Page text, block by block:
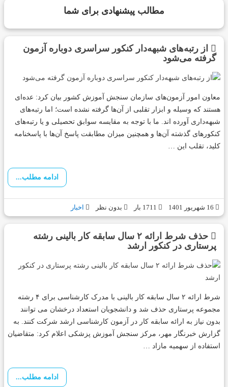
مطالب پیشنهادی برای شما
از رتبه‌های شبهه‌دار کنکور سراسری دوباره آزمون
گرفته می‌شود
معاون امور آزمون‌های سازمان سنجش آموزش کشور بیان کرد: عده‌ای
هستند که وسیله و ابزار تقلبی از آن‌ها گرفته نشده است؛ اما رتبه‌های
شبهه‌داری آورده اند. ما با توجه به مقایسه سوابق تحصیلی و یا رتبه‌های
کنکور‌های گذشته آن‌ها و همچنین میزان مطابقت پاسخ آن‌ها با پاسخنامه
کلید، تقلب این …
ادامه مطلب...
بدون نظر اخبار
حذف شرط ارائه ٢ سال سابقه کار بالینی رشته
پرستاری در کنکور ارشد
شرط ارائه ٢ سال سابقه کار بالینی با مدرک کارشناسی برای ۴ رشته
مجموعه پرستاری حذف شد و دانشجویان استعداد درخشان می توانند
بدون نیاز به ارائه سابقه کار در آزمون کارشناسی ارشد شرکت کنند. به
گزارش خبرنگار مهر، مرکز سنجش آموزش پزشکی اعلام کرد: متقاضیان
استفاده از سهمیه مازاد …
ادامه مطلب...